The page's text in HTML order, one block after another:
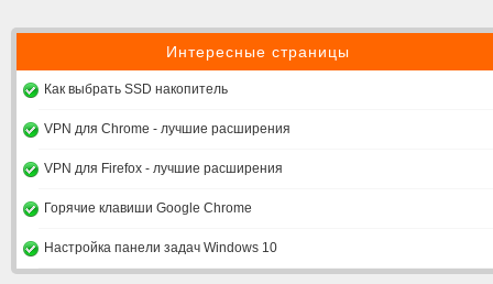
Интересные страницы
Как выбрать SSD накопитель
VPN для Chrome - лучшие расширения
VPN для Firefox - лучшие расширения
Горячие клавиши Google Chrome
Настройка панели задач Windows 10